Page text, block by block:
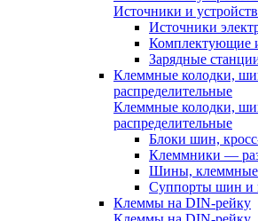
Источники и
Источники
Комплектующие
Зарядные
Клеммные колодки,
распределительные
Клеммные колодки,
распределительные
Блоки шин,
Клеммники —
Шины, клеммные
Суппорты шин и
Клеммы на DIN-рейку